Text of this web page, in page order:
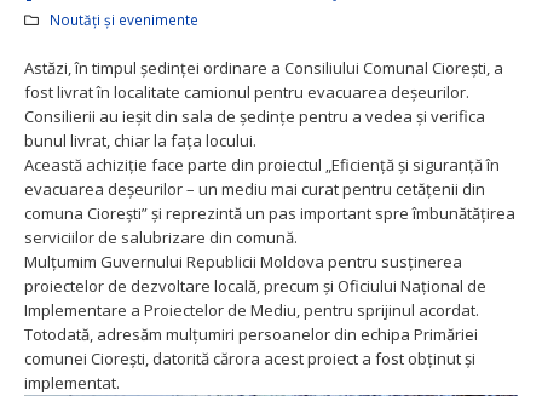
Noutăți și evenimente
Astăzi, în timpul ședinței ordinare a Consiliului Comunal Ciorești, a
fost livrat în localitate camionul pentru evacuarea deșeurilor.
Consilierii au ieșit din sala de ședințe pentru a vedea și verifica
bunul livrat, chiar la fața locului.
Această achiziție face parte din proiectul „Eficiență și siguranță în
evacuarea deșeurilor – un mediu mai curat pentru cetățenii din
comuna Ciorești” și reprezintă un pas important spre îmbunătățirea
serviciilor de salubrizare din comună.
Mulțumim Guvernului Republicii Moldova pentru susținerea
proiectelor de dezvoltare locală, precum și Oficiului Național de
Implementare a Proiectelor de Mediu, pentru sprijinul acordat.
Totodată, adresăm mulțumiri persoanelor din echipa Primăriei
comunei Ciorești, datorită cărora acest proiect a fost obținut și
implementat.